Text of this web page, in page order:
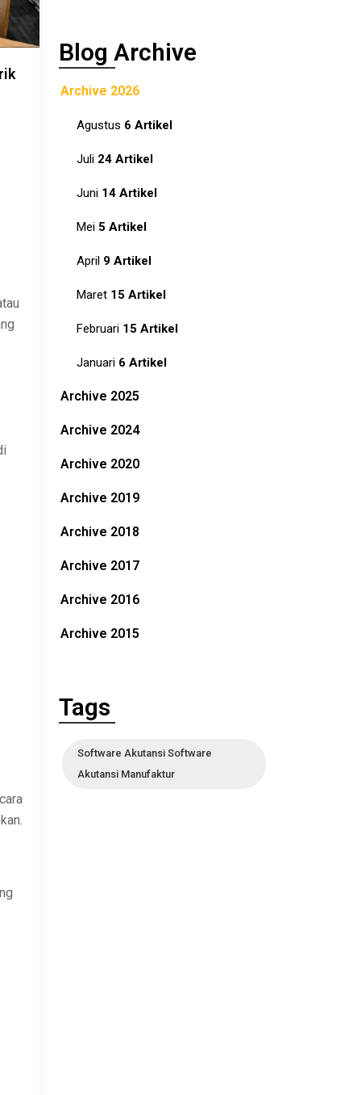
Blog Archive
Archive 2026
Agustus 6 Artikel
Juli 24 Artikel
Juni 14 Artikel
Mei 5 Artikel
April 9 Artikel
Maret 15 Artikel
Februari 15 Artikel
Januari 6 Artikel
Archive 2025
Archive 2024
Archive 2020
Archive 2019
Archive 2018
Archive 2017
Archive 2016
Archive 2015
Tags
Software Akutansi Software
Akutansi Manufaktur